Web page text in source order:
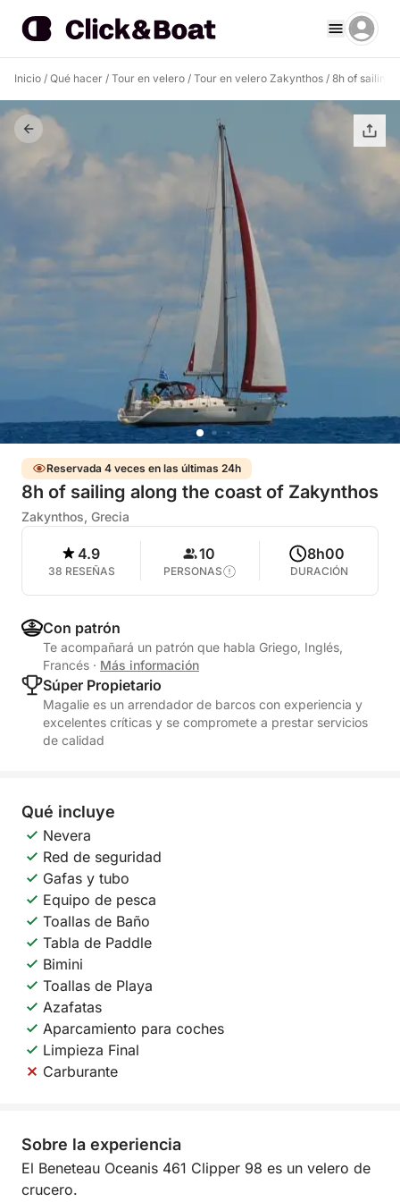
Inicio / Qué hacer / Tour en velero / Tour en velero Zakynthos / 8h of sailing
Reservada 4 veces en las últimas 24h
8h of sailing along the coast of Zakynthos
Zakynthos, Grecia
4.9
38 RESEÑAS
10
PERSONAS
8h00
DURACIÓN
Con patrón
Te acompañará un patrón que habla Griego, Inglés,
Francés · Más información
Súper Propietario
Magalie es un arrendador de barcos con experiencia y
excelentes críticas y se compromete a prestar servicios
de calidad
Qué incluye
Nevera
Red de seguridad
Gafas y tubo
Equipo de pesca
Toallas de Baño
Tabla de Paddle
Bimini
Toallas de Playa
Azafatas
Aparcamiento para coches
Limpieza Final
Carburante
Sobre la experiencia
El Beneteau Oceanis 461 Clipper 98 es un velero de
crucero.